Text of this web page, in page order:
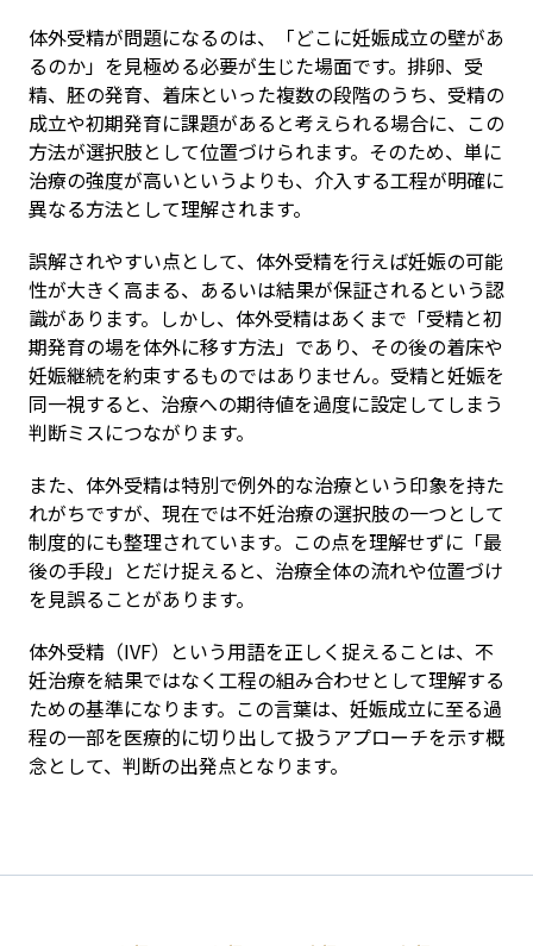
体外受精が問題になるのは、「どこに妊娠成立の壁があ
るのか」を見極める必要が生じた場面です。排卵、受
精、胚の発育、着床といった複数の段階のうち、受精の
成立や初期発育に課題があると考えられる場合に、この
方法が選択肢として位置づけられます。そのため、単に
治療の強度が高いというよりも、介入する工程が明確に
異なる方法として理解されます。
誤解されやすい点として、体外受精を行えば妊娠の可能
性が大きく高まる、あるいは結果が保証されるという認
識があります。しかし、体外受精はあくまで「受精と初
期発育の場を体外に移す方法」であり、その後の着床や
妊娠継続を約束するものではありません。受精と妊娠を
同一視すると、治療への期待値を過度に設定してしまう
判断ミスにつながります。
また、体外受精は特別で例外的な治療という印象を持た
れがちですが、現在では不妊治療の選択肢の一つとして
制度的にも整理されています。この点を理解せずに「最
後の手段」とだけ捉えると、治療全体の流れや位置づけ
を見誤ることがあります。
体外受精（IVF）という用語を正しく捉えることは、不
妊治療を結果ではなく工程の組み合わせとして理解する
ための基準になります。この言葉は、妊娠成立に至る過
程の一部を医療的に切り出して扱うアプローチを示す概
念として、判断の出発点となります。